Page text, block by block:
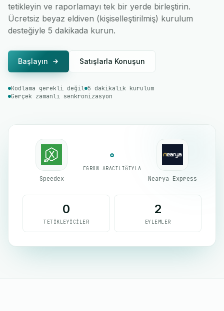
tetikleyin ve raporlamayı tek bir yerde birleştirin.
Ücretsiz beyaz eldiven (kişiselleştirilmiş) kurulum
desteğiyle 5 dakikada kurun.
Başlayın Satışlarla Konuşun
Kodlama gerekli değil 5 dakikalık kurulum
Gerçek zamanlı senkronizasyon
Speedex
EGROW ARACILIĞIYLA
Nearya Express
0
TETIKLEYICILER
2
EYLEMLER